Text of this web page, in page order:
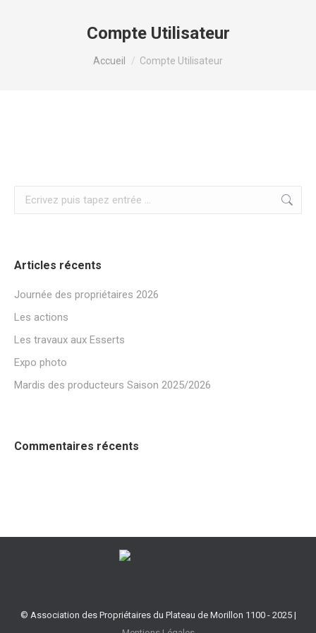
Compte Utilisateur
Vous êtes ici :
Accueil Compte Utilisateur
Recherche
:
Articles récents
Journée des propriétaires 2026
Les actions
Les travaux aux Esserts
Expo photo
Mardis des producteurs Saison 2025/2026
Commentaires récents
© Association des Propriétaires du Plateau de Morillon 1100 - 2025 |